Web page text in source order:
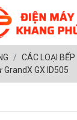
CÁC LOẠI BẾP
GrandX GX ID505